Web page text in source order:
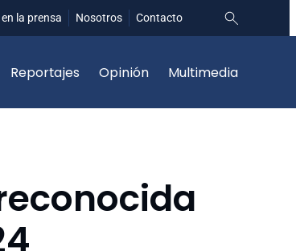
en la prensa Nosotros Contacto
Reportajes Opinión Multimedia